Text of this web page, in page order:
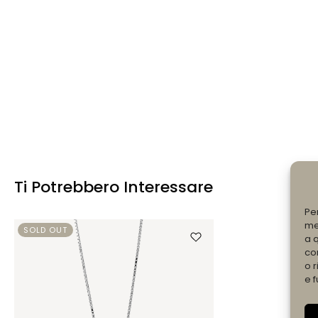
a
o
e
Ti Potrebbero Interessare
SOLD OUT